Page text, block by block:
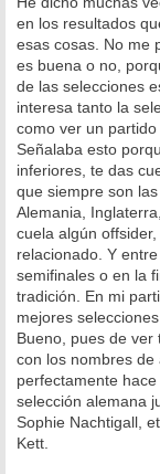
en los resultados
esas cosas. No me
es buena o no,
de las selecciones
interesa tanto la
como ver un
Señalaba esto
inferiores, te das
que siempre son
Alemania,
cuela algún
relacionado. Y
semifinales o en la
tradición. En mi
mejores
Bueno, pues de
con los nombres
perfectamente
selección alemana
Sophie Nachtigall,
Kett.